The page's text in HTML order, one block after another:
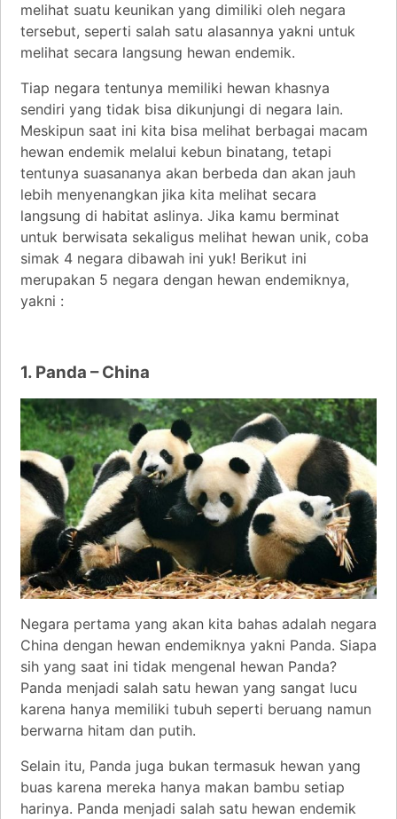
melihat suatu keunikan yang dimiliki oleh negara
tersebut, seperti salah satu alasannya yakni untuk
melihat secara langsung hewan endemik.
Tiap negara tentunya memiliki hewan khasnya
sendiri yang tidak bisa dikunjungi di negara lain.
Meskipun saat ini kita bisa melihat berbagai macam
hewan endemik melalui kebun binatang, tetapi
tentunya suasananya akan berbeda dan akan jauh
lebih menyenangkan jika kita melihat secara
langsung di habitat aslinya. Jika kamu berminat
untuk berwisata sekaligus melihat hewan unik, coba
simak 4 negara dibawah ini yuk! Berikut ini
merupakan 5 negara dengan hewan endemiknya,
yakni :
1. Panda – China
Negara pertama yang akan kita bahas adalah negara
China dengan hewan endemiknya yakni Panda. Siapa
sih yang saat ini tidak mengenal hewan Panda?
Panda menjadi salah satu hewan yang sangat lucu
karena hanya memiliki tubuh seperti beruang namun
berwarna hitam dan putih.
Selain itu, Panda juga bukan termasuk hewan yang
buas karena mereka hanya makan bambu setiap
harinya. Panda menjadi salah satu hewan endemik